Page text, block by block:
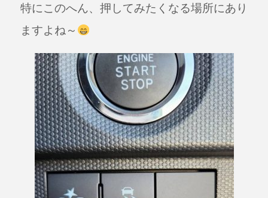
k
特にこのへん、押してみたくなる場所にあり
ますよね～